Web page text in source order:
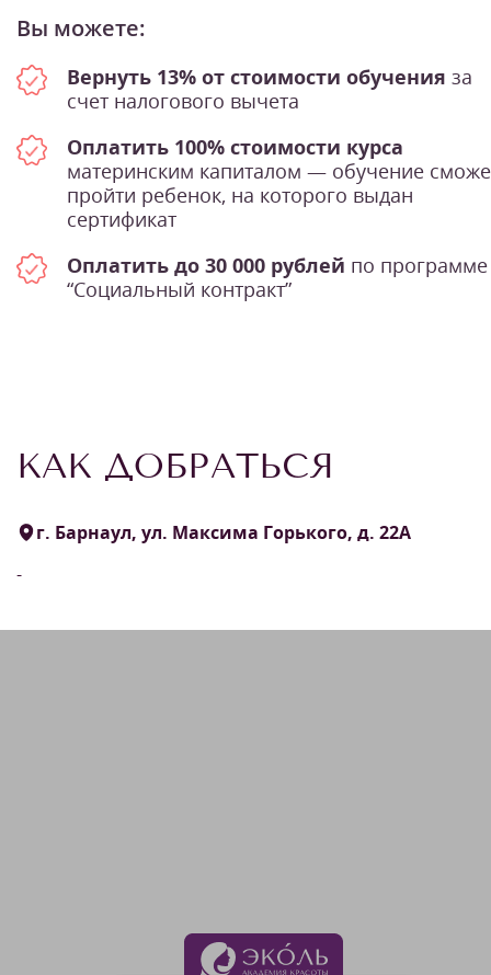
Вы можете:
Вернуть 13% от стоимости обучения за
счет налогового вычета
Оплатить 100% стоимости курса
материнским капиталом — обучение
пройти ребенок, на которого выдан
сертификат
Оплатить до 30 000 рублей по программе
“Социальный контракт”
КАК ДОБРАТЬСЯ
г. Барнаул, ул. Максима Горького, д. 22А
-